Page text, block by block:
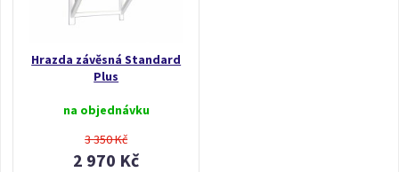
Hrazda závěsná Standard
Plus
na objednávku
3 350 Kč
2 970 Kč